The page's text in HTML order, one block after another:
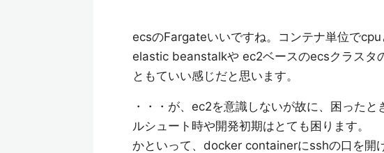
ecsのFargateいいですね。コンテナ単位でcpu
elastic beanstalkや ec2ベースのecsクラスタ
ともていい感じだと思います。
・・・が、ec2を意識しないが故に、困った
ルシュート時や開発初期はとても困ります。
かといって、docker containerにsshの口を開